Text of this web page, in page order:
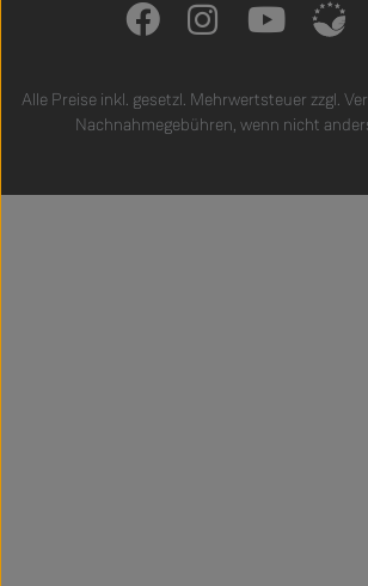
Alle Preise inkl. gesetzl. Mehrwertsteuer zzgl.
Nachnahmegebühren, wenn nicht